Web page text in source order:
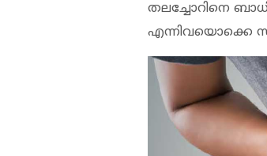
തലച്ചോറിനെ
എന്നിവയൊക്കെ